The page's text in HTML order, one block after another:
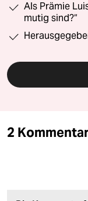
Als Prämie
mutig sind?“
2